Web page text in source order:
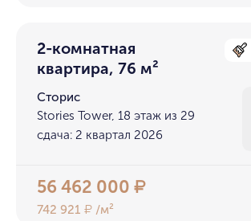
2-комнатная
квартира, 76 м²
Сторис
Stories Tower, 18 этаж из 29
сдача: 2 квартал 2026
56 462 000₽
742 921₽ /м²